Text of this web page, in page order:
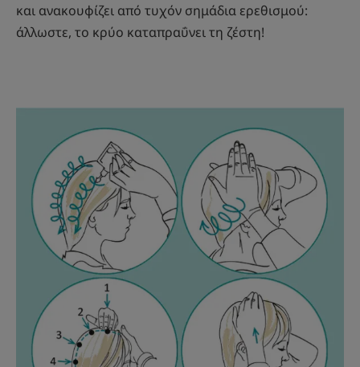
και ανακουφίζει από τυχόν σημάδια ερεθισμού:
άλλωστε, το κρύο καταπραΰνει τη ζέστη!